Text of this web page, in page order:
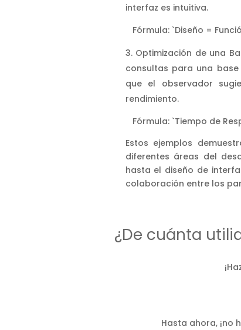
interfaz es intuitiva.
Fórmula: `Diseño =
Optimización de una
consultas para una
que el observador
rendimiento.
Fórmula: `Tiempo de
Estos ejemplos
diferentes áreas del
hasta el diseño de
colaboración entre los
¿De cuánta
Hasta ahora, ¡no